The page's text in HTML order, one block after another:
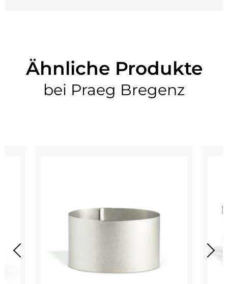
Ähnliche Produkte
bei Praeg Bregenz